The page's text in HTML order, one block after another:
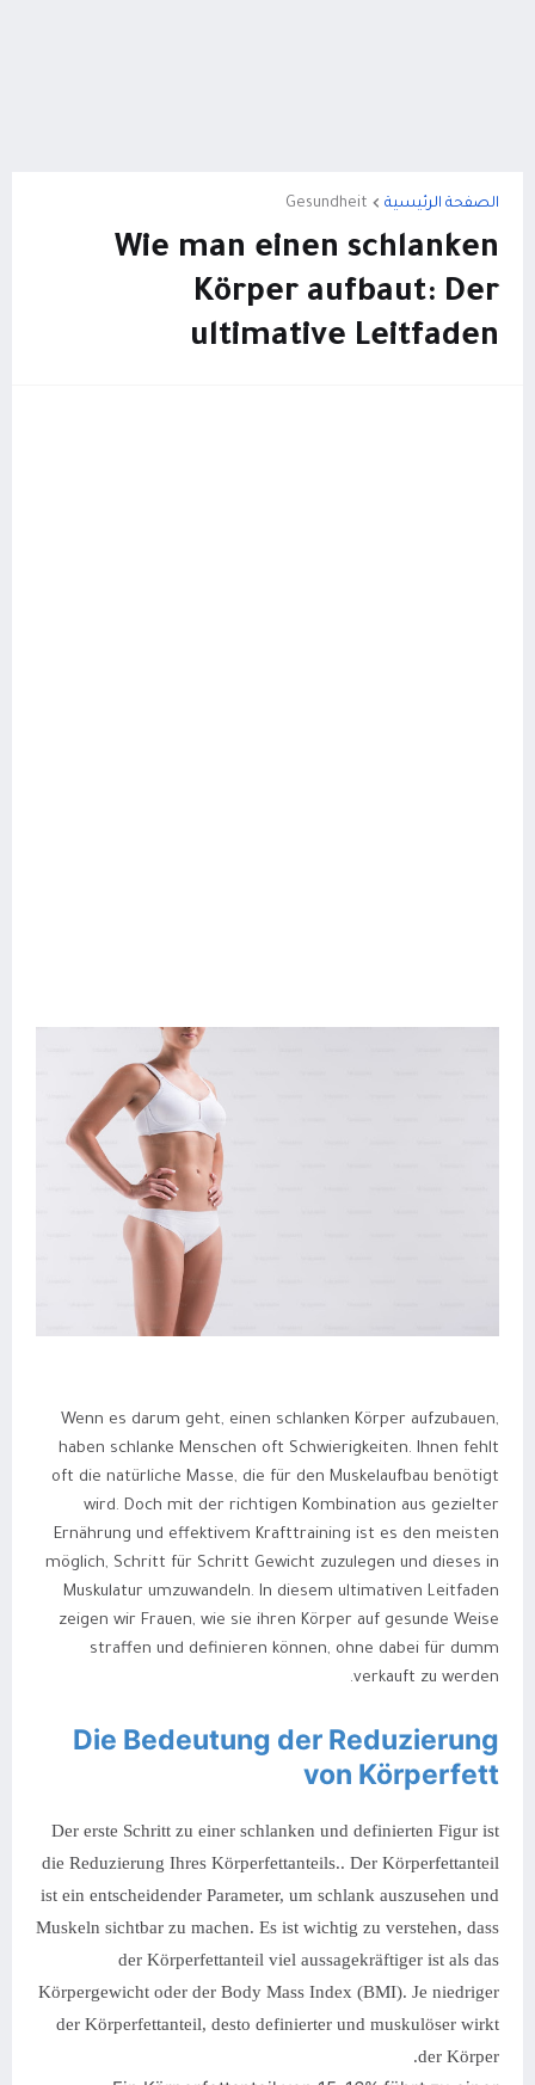
الصفحة الرئيسية Gesundheit
Wie man einen schlanken
Körper aufbaut: Der
ultimative Leitfaden
Wenn es darum geht, einen schlanken Körper aufzubauen,
haben schlanke Menschen oft Schwierigkeiten. Ihnen fehlt
oft die natürliche Masse, die für den Muskelaufbau benötigt
wird. Doch mit der richtigen Kombination aus gezielter
Ernährung und effektivem Krafttraining ist es den meisten
möglich, Schritt für Schritt Gewicht zuzulegen und dieses in
Muskulatur umzuwandeln. In diesem ultimativen Leitfaden
zeigen wir Frauen, wie sie ihren Körper auf gesunde Weise
straffen und definieren können, ohne dabei für dumm
verkauft zu werden.
Die Bedeutung der Reduzierung
von Körperfett
Der erste Schritt zu einer schlanken und definierten Figur ist
die Reduzierung Ihres Körperfettanteils.. Der Körperfettanteil
ist ein entscheidender Parameter, um schlank auszusehen und
Muskeln sichtbar zu machen. Es ist wichtig zu verstehen, dass
der Körperfettanteil viel aussagekräftiger ist als das
Körpergewicht oder der Body Mass Index (BMI). Je niedriger
der Körperfettanteil, desto definierter und muskulöser wirkt
der Körper.